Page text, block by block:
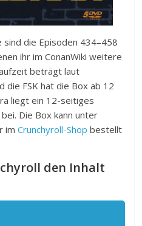
die Episoden 434–458
ihr im ConanWiki weitere
beträgt laut
die FSK hat die Box ab 12
liegt ein 12-seitiges
Die Box kann unter
imCrunchyroll-Shop bestellt
den Inhalt